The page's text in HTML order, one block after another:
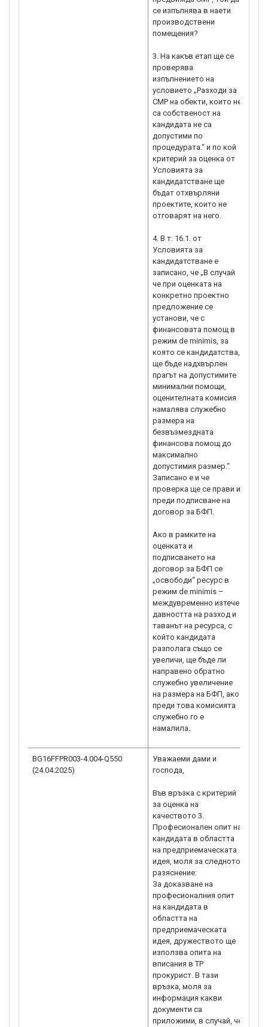
се изпълнява в наети
производствени
помещения?
3. На какъв етап ще се
проверява
изпълнението на
условието „Разходи за
СМР на обекти, които не
са собственост на
кандидата не са
допустими по
процедурата.“ и по кой
критерий за оценка от
Условията за
кандидатстване ще
бъдат отхвърляни
проектите, които не
отговарят на него.
4. В т. 16.1. от
Условията за
кандидатстване е
записано, че „В случай
че при оценката на
конкретно проектно
предложение се
установи, че с
финансовата помощ в
режим de minimis, за
която се кандидатства,
ще бъде надхвърлен
прагът на допустимите
минимални помощи,
оценителната комисия
намалява служебно
размера на
безвъзмездната
финансова помощ до
максимално
допустимия размер.“
Записано е и че
проверка ще се прави и
преди подписване на
договор за БФП.
Ако в рамките на
оценката и
подписването на
договор за БФП се
„освободи“ ресурс в
режим de minimis –
междувременно изтече
давността на разход и
таванът на ресурса, с
който кандидата
разполага също се
увеличи, ще бъде ли
направено обратно
служебно увеличение
на размера на БФП, ако
преди това комисията
служебно го е
намалила.
BG16FFPR003-4.004-Q550
(24.04.2025)
Уважаеми дами и
господа,
Във връзка с критерий
за оценка на
качеството 3.
Професионален опит на
кандидата в областта
на предприемаческата
идея, моля за следното
разяснение:
За доказване на
професионалния опит
на кандидата в
областта на
предприемаческата
идея, дружеството ще
използва опита на
вписания в ТР
прокурист. В тази
връзка, моля за
информация какви
документи са
приложими, в случай, че